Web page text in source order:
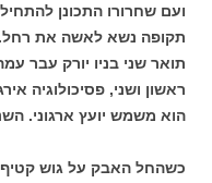
ועם שחרורו התכונן
תקופה נשא לאשה את רחל.
תואר שני בניו יורק עבר
הוא משמש יועץ ארגוני.
כשהחל האבק על גוש